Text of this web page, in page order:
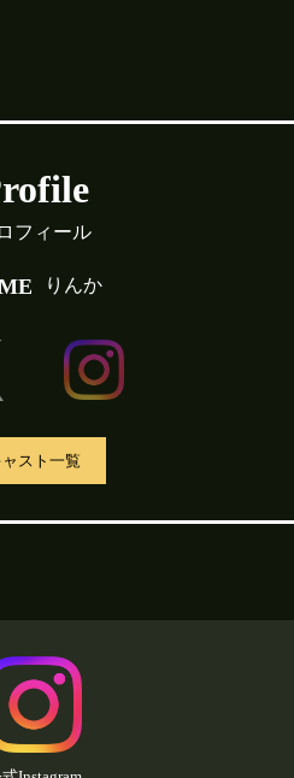
フィール
りんか
ャスト一覧